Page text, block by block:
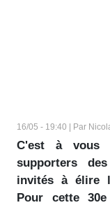
16/05 - 19:40 | Par
C'est à vous
supporters
invités à élire
Pour cette